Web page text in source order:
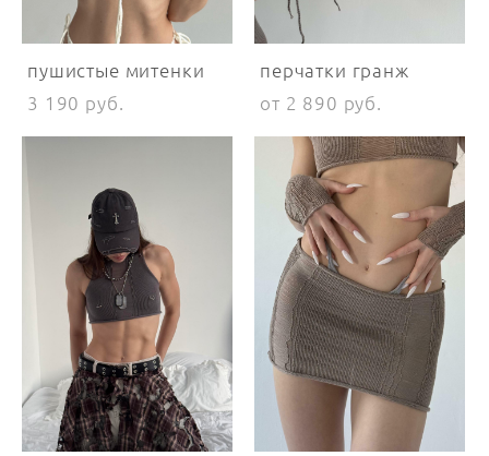
пушистые митенки
3 190 pуб.
перчатки гранж
от 2 890 pуб.